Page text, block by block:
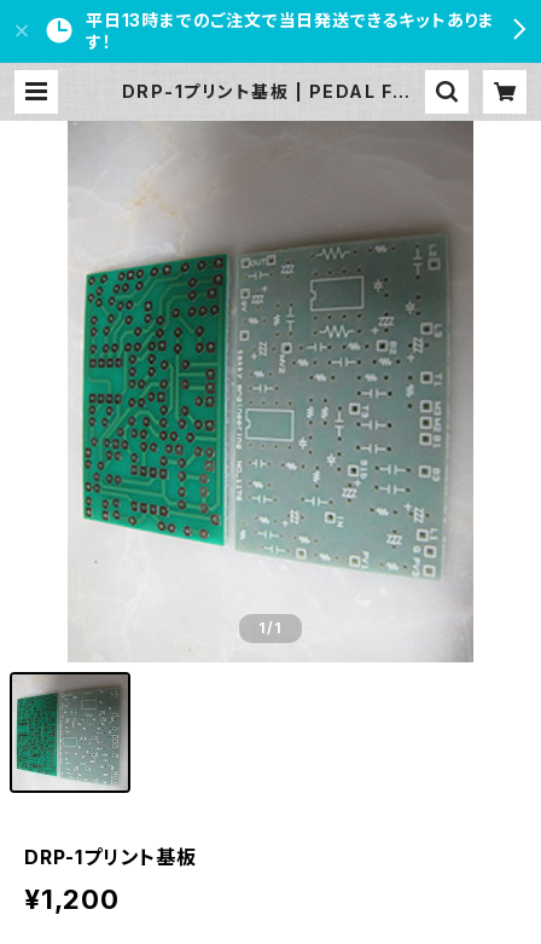
平日13時までのご注文で当日発送できるキットありま
す！
DRP-1プリント基板 | PEDAL FRE
1/1
DRP-1プリント基板
¥1,200